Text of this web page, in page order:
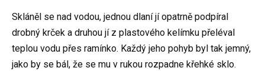
Skláněl se nad vodou, jednou dlaní jí opatrně podpíral
drobný krček a druhou jí z plastového kelímku přeléval
teplou vodu přes ramínko. Každý jeho pohyb byl tak jemný,
jako by se bál, že se mu v rukou rozpadne křehké sklo.